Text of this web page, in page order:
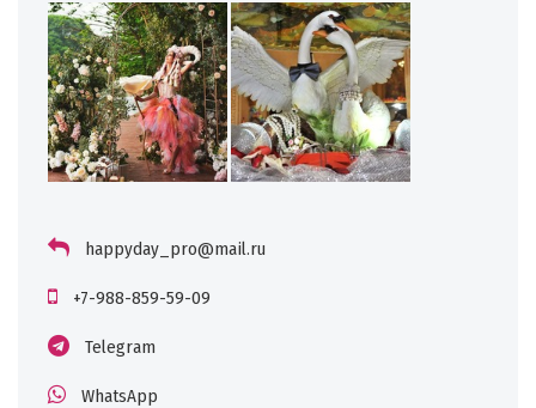
happyday_pro@mail.ru
+7-988-859-59-09
Telegram
WhatsApp